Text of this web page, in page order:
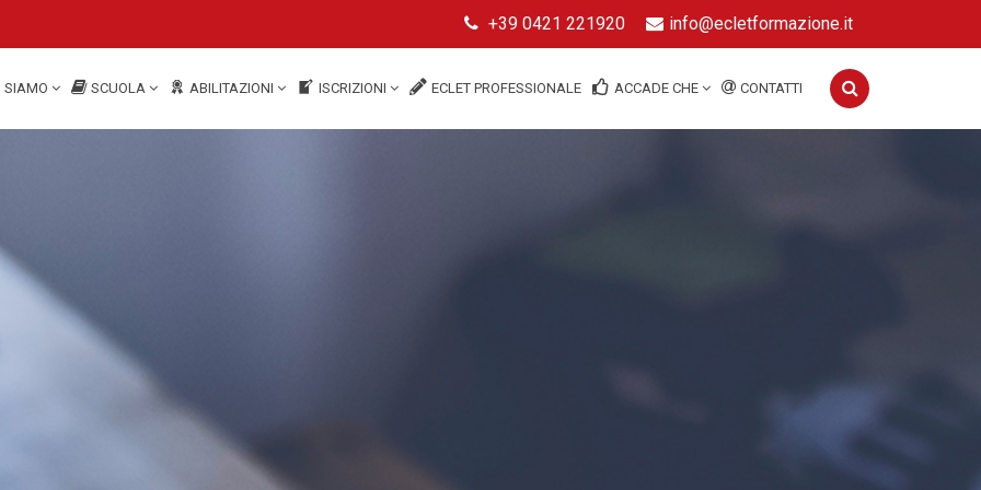
+39 0421 221920 info@ecletformazione.it
SIAMO SCUOLA ABILITAZIONI ISCRIZIONI ECLET PROFESSIONALE ACCADE CHE CONTATTI